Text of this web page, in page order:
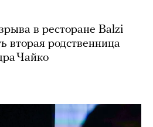
в ресторане Balzi
вторая родственница
Чайко